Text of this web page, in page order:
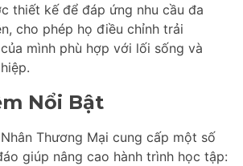
thiết kế để đáp ứng nhu cầu đa
cho phép họ điều chỉnh trải
mình phù hợp với lối sống và
Nổi Bật
Thương Mại cung cấp một số
giúp nâng cao hành trình học tập: